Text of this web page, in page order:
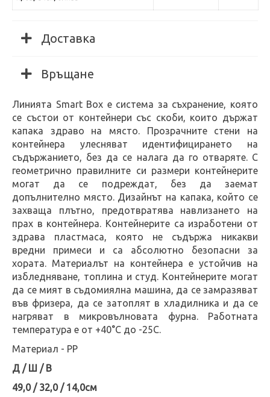
Доставка
Връщане
Линията Smart Box е система за съхранение, която
се състои от контейнери със скоби, които държат
капака здраво на място. Прозрачните стени на
контейнера улесняват идентифицирането на
съдържанието, без да се налага да го отваряте. С
геометрично правилните си размери контейнерите
могат да се подреждат, без да заемат
допълнително място. Дизайнът на капака, който се
захваща плътно, предотвратява навлизането на
прах в контейнера. Контейнерите са изработени от
здрава пластмаса, която не съдържа никакви
вредни примеси и са абсолютно безопасни за
хората. Материалът на контейнера е устойчив на
избледняване, топлина и студ. Контейнерите могат
да се мият в съдомиялна машина, да се замразяват
във фризера, да се затоплят в хладилника и да се
нагряват в микровълновата фурна. Работната
температура е от +40°C до -25С.
Материал - PP
Д / Ш / В
49,0 / 32,0 / 14,0см